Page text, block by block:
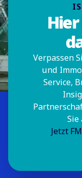
Verpassen
und
Service,
Sie
Jetzt